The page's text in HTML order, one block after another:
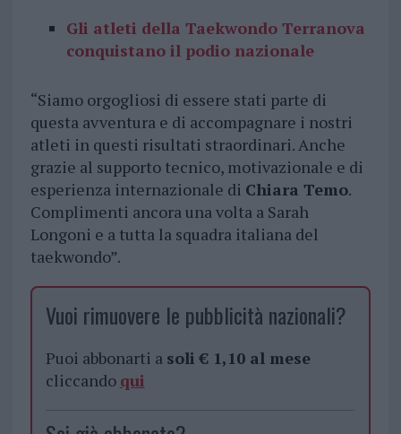
Gli atleti della Taekwondo Terranova
conquistano il podio nazionale
“Siamo orgogliosi di essere stati parte di
questa avventura e di accompagnare i nostri
atleti in questi risultati straordinari. Anche
grazie al supporto tecnico, motivazionale e di
esperienza internazionale di Chiara Temo.
Complimenti ancora una volta a Sarah
Longoni e a tutta la squadra italiana del
taekwondo”.
Vuoi rimuovere le pubblicità nazionali?
Puoi abbonarti a soli € 1,10 al mese
cliccando qui